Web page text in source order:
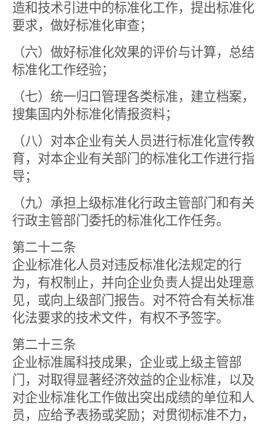
造和技术引进中的标准化工作，提出标准化
要求，做好标准化审查；
（六）做好标准化效果的评价与计算，总结
标准化工作经验；
（七）统一归口管理各类标准，建立档案，
搜集国内外标准化情报资料；
（八）对本企业有关人员进行标准化宣传教
育，对本企业有关部门的标准化工作进行指
导；
（九）承担上级标准化行政主管部门和有关
行政主管部门委托的标准化工作任务。
第二十二条
企业标准化人员对违反标准化法规定的行
为，有权制止，并向企业负责人提出处理意
见，或向上级部门报告。对不符合有关标准
化法要求的技术文件，有权不予签字。
第二十三条
企业标准属科技成果，企业或上级主管部
门，对取得显著经济效益的企业标准，以及
对企业标准化工作做出突出成绩的单位和人
员，应给予表扬或奖励；对贯彻标准不力，